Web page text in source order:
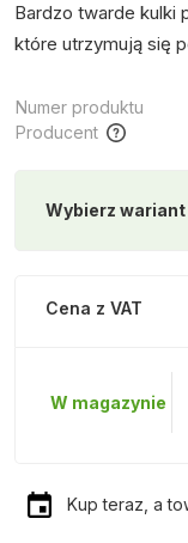
Bardzo twarde kulki
które utrzymują się
Numer produktu
Producent
Wybierz wariant
Cena z VAT
W magazynie
Kup teraz, a